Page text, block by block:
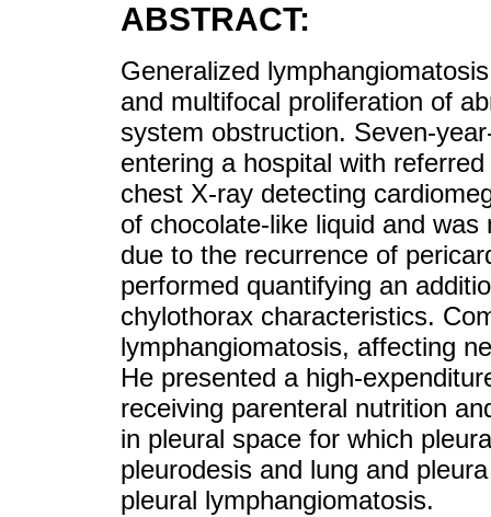
ABSTRACT:
Generalized
and multifocal proliferation of
system obstruction. Seven-
entering a hospital with
chest X-ray detecting
of chocolate-like liquid and
due to the recurrence of
performed quantifying an
chylothorax characteristics.
lymphangiomatosis, affecting
He presented a high-
receiving parenteral nutrition
in pleural space for which
pleurodesis and lung and
pleural lymphangiomatosis.